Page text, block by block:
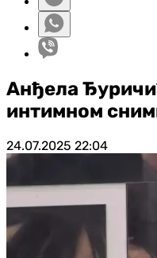
Анђела
интимном
24.07.2025 22:04